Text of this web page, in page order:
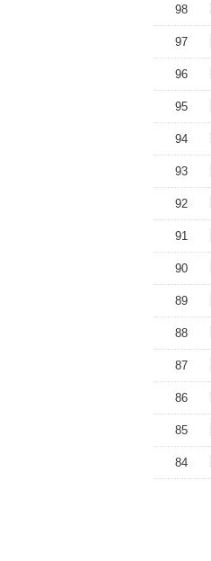
98
97
96
95
94
93
92
91
90
89
88
87
86
85
84